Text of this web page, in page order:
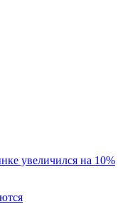
увеличился на 10%